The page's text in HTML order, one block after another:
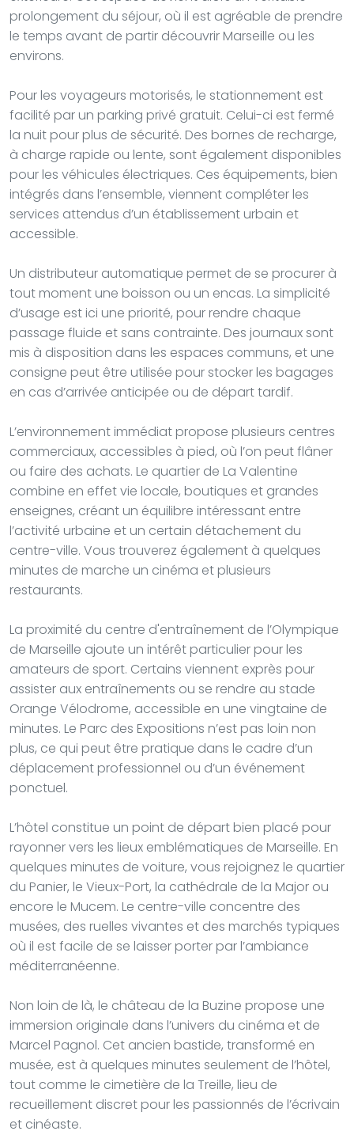
prolongement du séjour, où il est agréable de prendre
le temps avant de partir découvrir Marseille ou les
environs.
Pour les voyageurs motorisés, le stationnement est
facilité par un parking privé gratuit. Celui-ci est fermé
la nuit pour plus de sécurité. Des bornes de recharge,
à charge rapide ou lente, sont également disponibles
pour les véhicules électriques. Ces équipements, bien
intégrés dans l’ensemble, viennent compléter les
services attendus d’un établissement urbain et
accessible.
Un distributeur automatique permet de se procurer à
tout moment une boisson ou un encas. La simplicité
d’usage est ici une priorité, pour rendre chaque
passage fluide et sans contrainte. Des journaux sont
mis à disposition dans les espaces communs, et une
consigne peut être utilisée pour stocker les bagages
en cas d’arrivée anticipée ou de départ tardif.
L’environnement immédiat propose plusieurs centres
commerciaux, accessibles à pied, où l’on peut flâner
ou faire des achats. Le quartier de La Valentine
combine en effet vie locale, boutiques et grandes
enseignes, créant un équilibre intéressant entre
l’activité urbaine et un certain détachement du
centre-ville. Vous trouverez également à quelques
minutes de marche un cinéma et plusieurs
restaurants.
La proximité du centre d'entraînement de l’Olympique
de Marseille ajoute un intérêt particulier pour les
amateurs de sport. Certains viennent exprès pour
assister aux entraînements ou se rendre au stade
Orange Vélodrome, accessible en une vingtaine de
minutes. Le Parc des Expositions n’est pas loin non
plus, ce qui peut être pratique dans le cadre d’un
déplacement professionnel ou d’un événement
ponctuel.
L’hôtel constitue un point de départ bien placé pour
rayonner vers les lieux emblématiques de Marseille. En
quelques minutes de voiture, vous rejoignez le quartier
du Panier, le Vieux-Port, la cathédrale de la Major ou
encore le Mucem. Le centre-ville concentre des
musées, des ruelles vivantes et des marchés typiques
où il est facile de se laisser porter par l’ambiance
méditerranéenne.
Non loin de là, le château de la Buzine propose une
immersion originale dans l’univers du cinéma et de
Marcel Pagnol. Cet ancien bastide, transformé en
musée, est à quelques minutes seulement de l’hôtel,
tout comme le cimetière de la Treille, lieu de
recueillement discret pour les passionnés de l’écrivain
et cinéaste.